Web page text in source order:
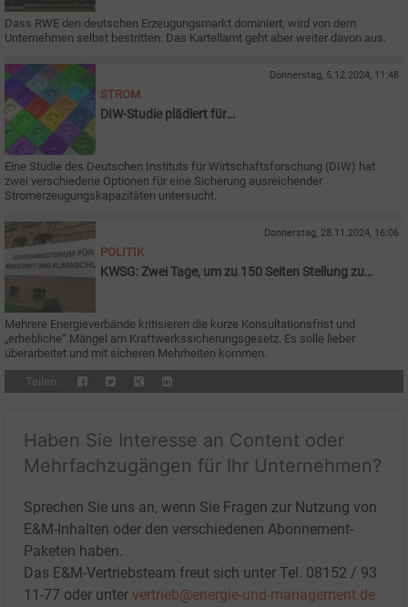
Dass RWE den deutschen Erzeugungsmarkt dominiert, wird von dem
Unternehmen selbst bestritten. Das Kartellamt geht aber weiter davon aus.
Donnerstag, 5.12.2024, 11:48
STROM
DIW-Studie plädiert für
Eine Studie des Deutschen Instituts für Wirtschaftsforschung (DIW) hat
zwei verschiedene Optionen für eine Sicherung ausreichender
Stromerzeugungskapazitäten untersucht.
Donnerstag, 28.11.2024, 16:06
POLITIK
KWSG: Zwei Tage, um zu 150 Seiten Stellung zu
Mehrere Energieverbände kritisieren die kurze Konsultationsfrist und
„erhebliche“ Mängel am Kraftwerkssicherungsgesetz. Es solle lieber
überarbeitet und mit sicheren Mehrheiten kommen.
Teilen:
Haben Sie Interesse an Content oder
Mehrfachzugängen für Ihr Unternehmen?
Sprechen Sie uns an, wenn Sie Fragen zur Nutzung von
E&M-Inhalten oder den verschiedenen Abonnement-
Paketen haben.
Das E&M-Vertriebsteam freut sich unter Tel. 08152 / 93
11-77 oder unter vertrieb@energie-und-management.de